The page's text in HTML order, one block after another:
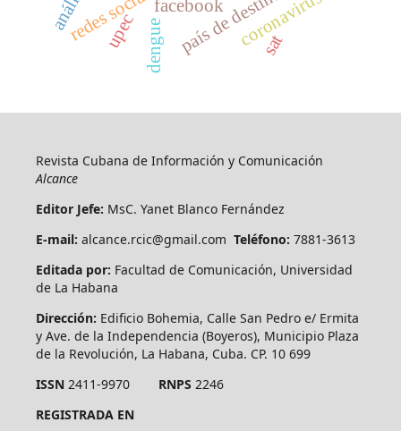
facebook
país de destino
coronavirus
sat
upec dengue
Revista Cubana de Información y Comunicación
Alcance
Editor Jefe: MsC. Yanet Blanco Fernández
E-mail: alcance.rcic@gmail.com Teléfono: 7881-3613
Editada por: Facultad de Comunicación, Universidad
de La Habana
Dirección: Edificio Bohemia, Calle San Pedro e/ Ermita
y Ave. de la Independencia (Boyeros), Municipio Plaza
de la Revolución, La Habana, Cuba. CP. 10 699
ISSN2411-9970 RNPS 2246
REGISTRADA EN